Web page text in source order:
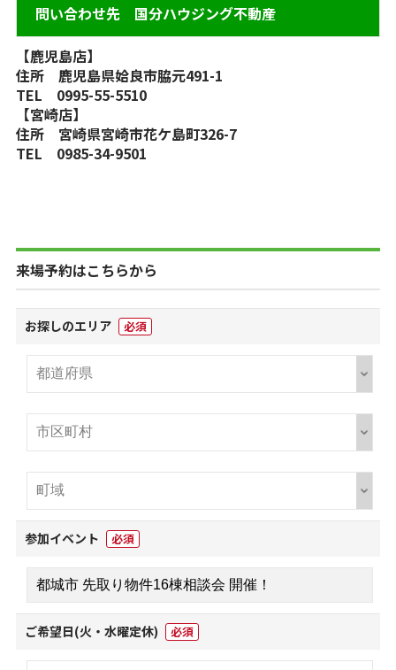
問い合わせ先 国分ハウジング不動産
【鹿児島店】
住所 鹿児島県姶良市脇元491-1
TEL 0995-55-5510
【宮崎店】
住所 宮崎県宮崎市花ケ島町326-7
TEL 0985-34-9501
来場予約はこちらから
お探しのエリア 必須
参加イベント 必須
ご希望日(火・水曜定休) 必須